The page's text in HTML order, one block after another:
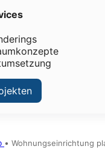
• Wohnungseinrichtung